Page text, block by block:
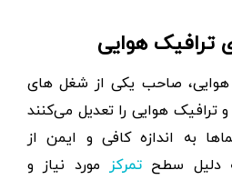
هوایی، صاحب یکی از شغل های
ترافیک هوایی را تعدیل می‌کنند
به اندازه کافی و ایمن از
دلیل سطح تمرکز
مورد نیاز و